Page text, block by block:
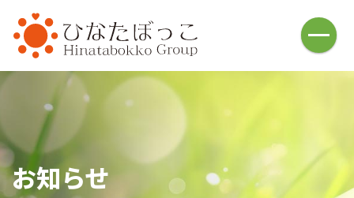
HOME
介護福祉事業
ひなたぼっこ(借宿町)
ひなたぼっこ(中川町)
ひなた庵(⼩俣町)
さんぽ道(⼭下町)
ひなたの広場(五⼗部町)
ひなた⽇和(本城)
ハレノヒ(中川町)
あしかが⻄の杜(⼭下町)
お知らせ